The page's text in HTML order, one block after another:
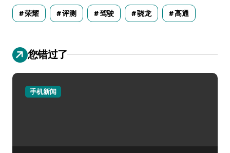
荣耀 评测 驾驶 骁龙 高通
您错过了
手机新闻